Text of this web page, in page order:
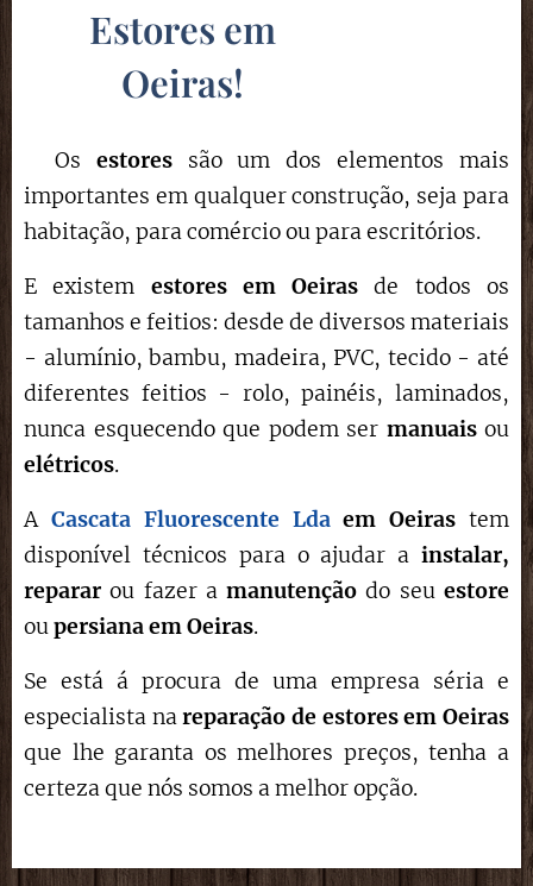
Estores em
Oeiras!
Os estoressão um dos elementos mais
importantes em qualquer construção, seja para
habitação, para comércio ou para escritórios.
E existem estores em Oeirasde todos os
tamanhos e feitios: desde de diversos materiais
- alumínio, bambu, madeira, PVC, tecido - até
diferentes feitios - rolo, painéis, laminados,
nunca esquecendo que podem ser manuaisou
elétricos.
A Cascata Fluorescente Ldaem Oeirastem
disponível técnicos para o ajudar a instalar,
reparar ou fazer amanutenção do seuestore
oupersiana em Oeiras.
Se está á procura de uma empresa séria e
especialista nareparação de estoresem Oeiras
que lhe garanta os melhores preços, tenha a
certeza que nós somos a melhor opção.